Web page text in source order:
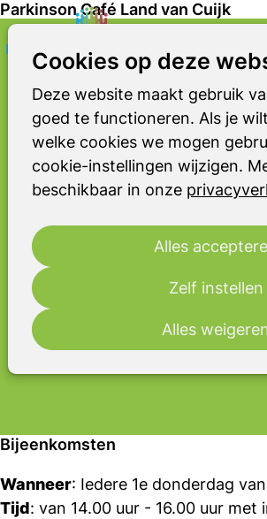
Cookies op deze
Deze website maakt gebruik
goed te functioneren. Als je
welke cookies we mogen
cookie-instellingen wijzigen.
beschikbaar in onze
Alles
Zelf instellen
Alles
Parkinson Café Land van Cuijk
PARKINSON CAFÉ
Land van Cuijk
Parkinson Café Land van Cuijk
ontmoetingsplek voor
met de ziekte van Parkinson of
andere vorm van
familielid, mantelzorger en
zorgverlener. Het belangrijkste
het onderlinge contact en
wordt er informatie gegeven
ziekte van Parkinson en andere
Bijeenkomsten
Wanneer: Iedere 1e donderdag
Tijd: van 14.00 uur - 16.00 uur met